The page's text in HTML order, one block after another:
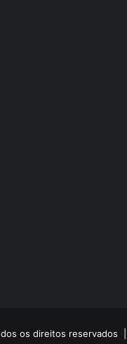
os direitos reservados |